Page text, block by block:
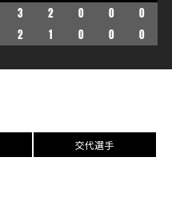
3 2 0 0
0
2 1 0 0 0
交代選手